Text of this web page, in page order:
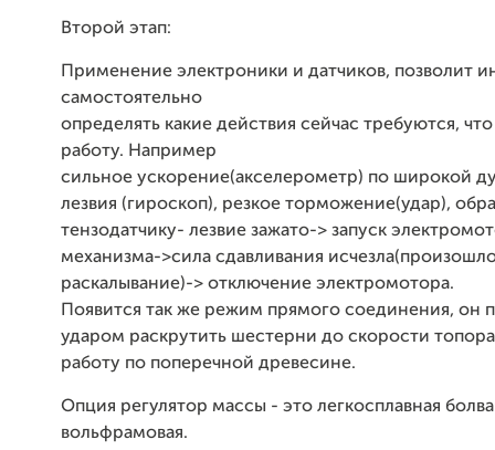
Второй этап:
Применение электроники и датчиков, позволит
самостоятельно
определять какие действия сейчас требуются,
работу. Например
сильное ускорение(акселерометр) по широкой
лезвия (гироскоп), резкое торможение(удар),
тензодатчику- лезвие зажато-> запуск
механизма->сила сдавливания
раскалывание)-> отключение электромотора.
Появится так же режим прямого соединения, он
ударом раскрутить шестерни до скорости
работу по поперечной древесине.
Опция регулятор массы - это легкосплавная
вольфрамовая.